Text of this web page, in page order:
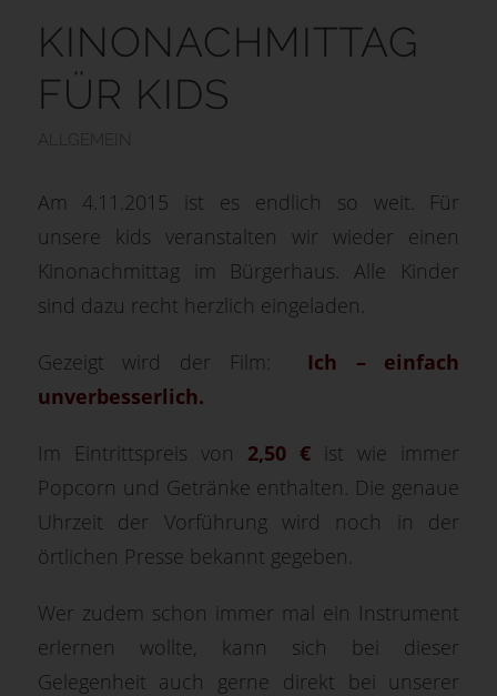
KINONACHMITTAG
FÜR KIDS
Am 4.11.2015 ist es endlich so weit. Für
unsere kids veranstalten wir wieder einen
Kinonachmittag im Bürgerhaus. Alle Kinder
sind dazu recht herzlich eingeladen.
Gezeigt wird der Film:
Ich – einfach
unverbesserlich.
Im Eintrittspreis von 2,50 € ist wie immer
Popcorn und Getränke enthalten. Die genaue
Uhrzeit der Vorführung wird noch in der
örtlichen Presse bekannt gegeben.
Wer zudem schon immer mal ein Instrument
erlernen wollte, kann sich bei dieser
Gelegenheit auch gerne direkt bei unserer